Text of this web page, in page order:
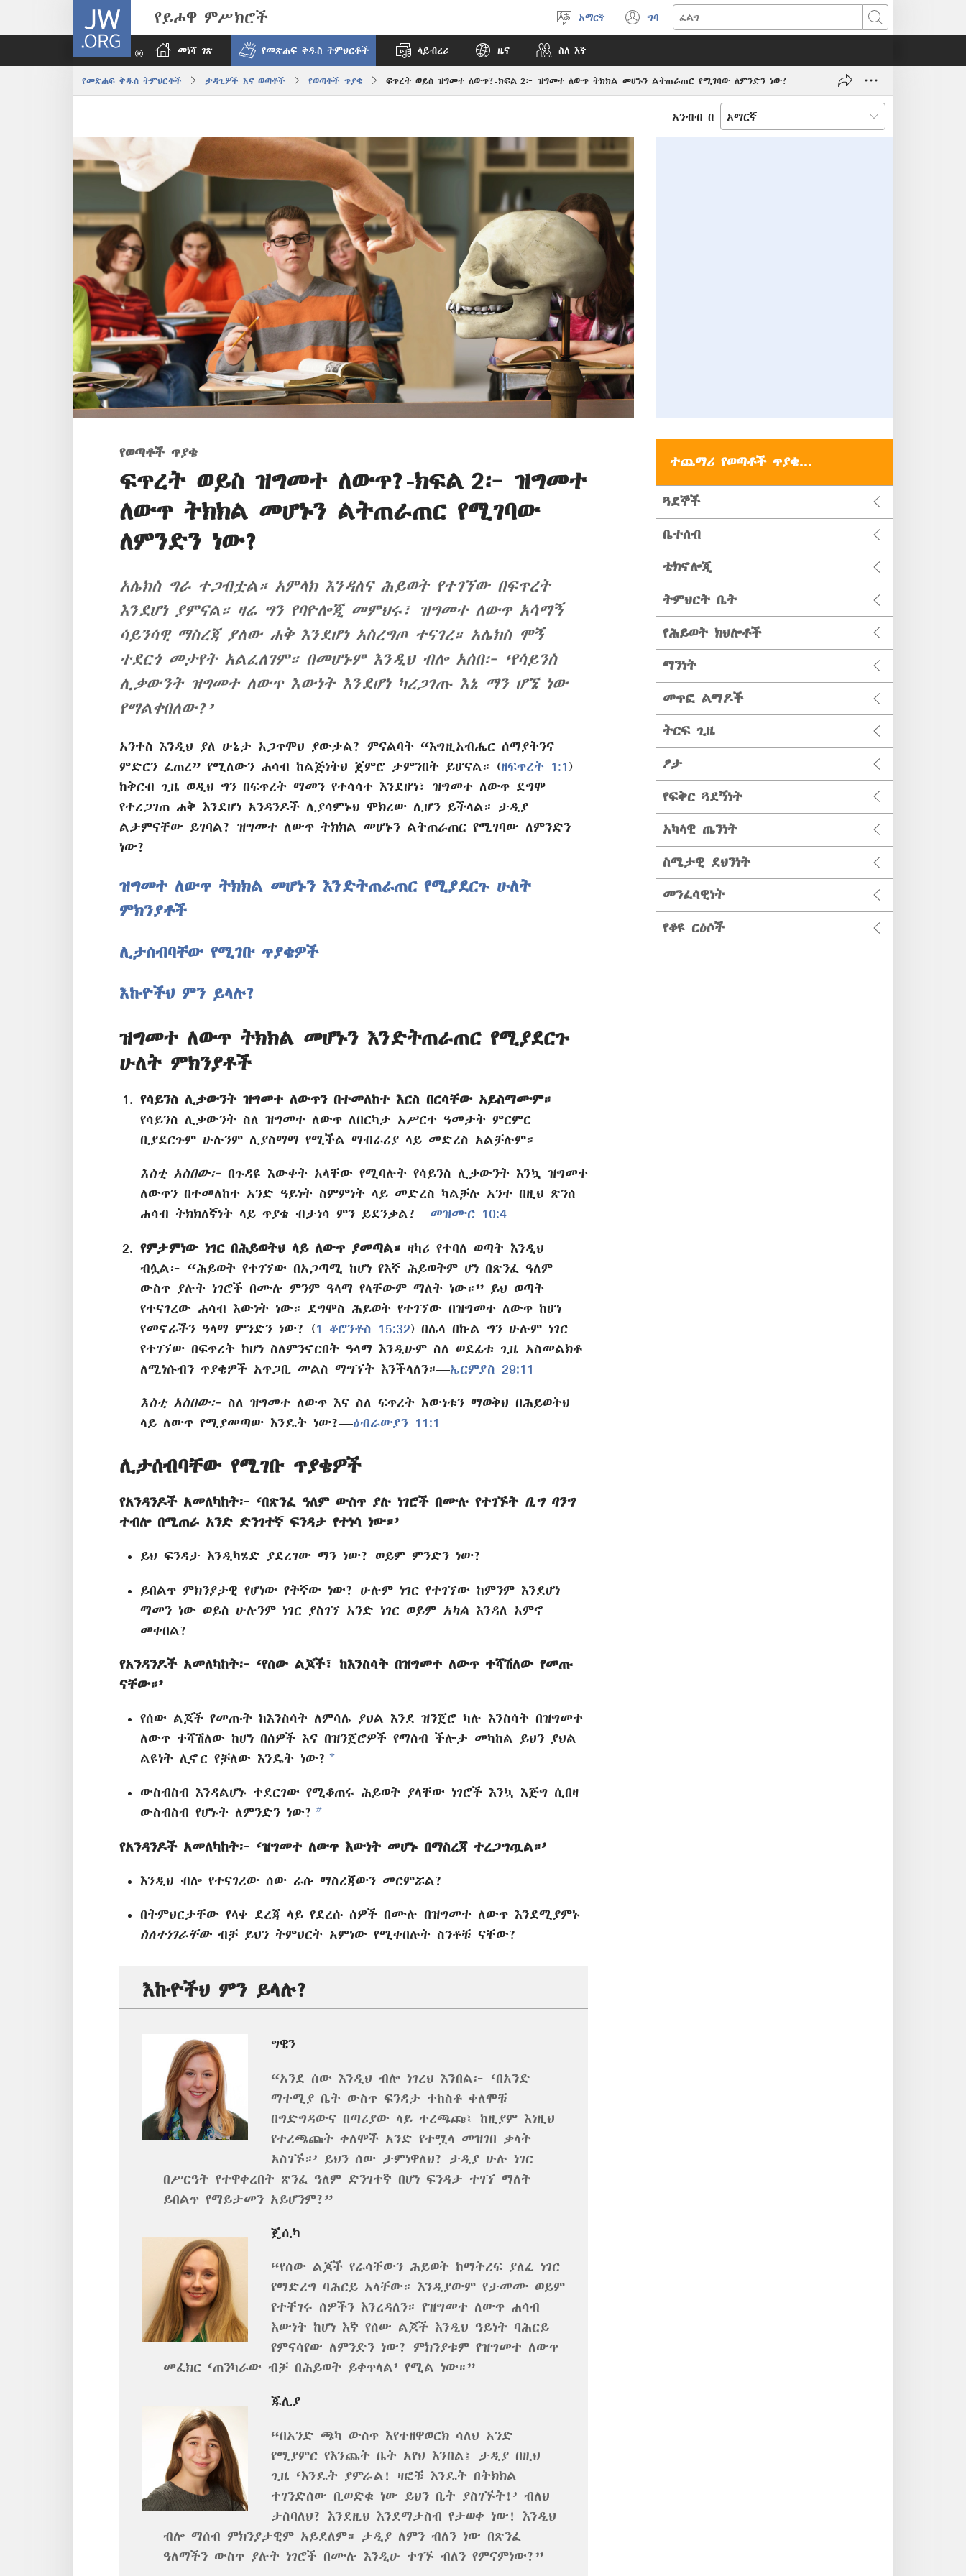
JW.ORG የይሖዋ ምሥክሮች
ቋንቋ
አማርኛ ግባ
(አዲስ
ፈልግ
መነሻ ገጽ የመጽሐፍ ቅዱስ ትምህርቶች ላይብረሪ ዜና ስለ እኛ
የመጽሐፍ ቅዱስ ትምህርቶች ታዳጊዎች እና ወጣቶች የወጣቶች ጥያቄ ፍጥረት ወይስ ዝግመተ ለውጥ?-ክፍል 2፦ ዝግመተ ለውጥ ትክክል መሆኑን ልትጠራጠር የሚገባው ለምንድን ነው?
አንብብ በ
የወጣቶች ጥያቄ
ፍጥረት ወይስ ዝግመተ ለውጥ?-ክፍል 2፦ ዝግመተ
ለውጥ ትክክል መሆኑን ልትጠራጠር የሚገባው
ለምንድን ነው?
አሌክስ ግራ ተጋብቷል። አምላክ እንዳለና ሕይወት የተገኘው በፍጥረት
እንደሆነ ያምናል። ዛሬ ግን የባዮሎጂ መምህሩ፣ ዝግመተ ለውጥ አሳማኝ
ሳይንሳዊ ማስረጃ ያለው ሐቅ እንደሆነ አስረግጦ ተናገረ። አሌክስ ሞኝ
ተደርጎ መታየት አልፈለገም። በመሆኑም እንዲህ ብሎ አሰበ፦ ‘የሳይንስ
ሊቃውንት ዝግመተ ለውጥ እውነት እንደሆነ ካረጋገጡ እኔ ማን ሆኜ ነው
የማልቀበለው?’
አንተስ እንዲህ ያለ ሁኔታ አጋጥሞህ ያውቃል? ምናልባት “እግዚአብሔር ሰማያትንና
ምድርን ፈጠረ” የሚለውን ሐሳብ ከልጅነትህ ጀምሮ ታምንበት ይሆናል። (ዘፍጥረት 1:1 )
ከቅርብ ጊዜ ወዲህ ግን በፍጥረት ማመን የተሳሳተ እንደሆነ፣ ዝግመተ ለውጥ ደግሞ
የተረጋገጠ ሐቅ እንደሆነ አንዳንዶች ሊያሳምኑህ ሞክረው ሊሆን ይችላል። ታዲያ
ልታምናቸው ይገባል? ዝግመተ ለውጥ ትክክል መሆኑን ልትጠራጠር የሚገባው ለምንድን
ነው?
ዝግመተ ለውጥ ትክክል መሆኑን እንድትጠራጠር የሚያደርጉ ሁለት
ምክንያቶች
ሊታሰብባቸው የሚገቡ ጥያቄዎች
እኩዮችህ ምን ይላሉ?
ዝግመተ ለውጥ ትክክል መሆኑን እንድትጠራጠር የሚያደርጉ
ሁለት ምክንያቶች
የሳይንስ ሊቃውንት ዝግመተ ለውጥን በተመለከተ እርስ በርሳቸው አይስማሙም።
የሳይንስ ሊቃውንት ስለ ዝግመተ ለውጥ ለበርካታ አሥርተ ዓመታት ምርምር
ቢያደርጉም ሁሉንም ሊያስማማ የሚችል ማብራሪያ ላይ መድረስ አልቻሉም።
እስቲ አስበው፦በጉዳዩ እውቀት አላቸው የሚባሉት የሳይንስ ሊቃውንት እንኳ ዝግመተ
ለውጥን በተመለከተ አንድ ዓይነት ስምምነት ላይ መድረስ ካልቻሉ አንተ በዚህ ጽንሰ
ሐሳብ ትክክለኛነት ላይ ጥያቄ ብታነሳ ምን ይደንቃል?—መዝሙር 10:4
የምታምነው ነገር በሕይወትህ ላይ ለውጥ ያመጣል። ዛካሪ የተባለ ወጣት እንዲህ
ብሏል፦ “ሕይወት የተገኘው በአጋጣሚ ከሆነ የእኛ ሕይወትም ሆነ በጽንፈ ዓለም
ውስጥ ያሉት ነገሮች በሙሉ ምንም ዓላማ የላቸውም ማለት ነው።” ይህ ወጣት
የተናገረው ሐሳብ እውነት ነው። ደግሞስ ሕይወት የተገኘው በዝግመተ ለውጥ ከሆነ
የመኖራችን ዓላማ ምንድን ነው? (1 ቆሮንቶስ 15:32) በሌላ በኩል ግን ሁሉም ነገር
የተገኘው በፍጥረት ከሆነ ስለምንኖርበት ዓላማ እንዲሁም ስለ ወደፊቱ ጊዜ አስመልክቶ
ለሚነሱብን ጥያቄዎች አጥጋቢ መልስ ማግኘት እንችላለን።—ኤርምያስ 29:11
እስቲ አስበው፦ስለ ዝግመተ ለውጥ እና ስለ ፍጥረት እውነቱን ማወቅህ በሕይወትህ
ላይ ለውጥ የሚያመጣው እንዴት ነው?—ዕብራውያን 11:1
ሊታሰብባቸው የሚገቡ ጥያቄዎች
የአንዳንዶች አመለካከት፦ ‘በጽንፈ ዓለም ውስጥ ያሉ ነገሮች በሙሉ የተገኙት ቢግ ባንግ
ተብሎ በሚጠራ አንድ ድንገተኛ ፍንዳታ የተነሳ ነው።’
ይህ ፍንዳታ እንዲካሄድ ያደረገው ማን ነው? ወይም ምንድን ነው?
ይበልጥ ምክንያታዊ የሆነው የትኛው ነው? ሁሉም ነገር የተገኘው ከምንም እንደሆነ
ማመን ነው ወይስ ሁሉንም ነገር ያስገኘ አንድ ነገር ወይም አካል እንዳለ አምኖ
መቀበል?
የአንዳንዶች አመለካከት፦ ‘የሰው ልጆች፣ ከእንስሳት በዝግመተ ለውጥ ተሻሽለው የመጡ
ናቸው።’
የሰው ልጆች የመጡት ከእንስሳት ለምሳሌ ያህል እንደ ዝንጀሮ ካሉ እንስሳት በዝግመተ
ለውጥ ተሻሽለው ከሆነ በሰዎች እና በዝንጀሮዎች የማሰብ ችሎታ መካከል ይህን ያህል
ልዩነት ሊኖር የቻለው እንዴት ነው? a
ውስብስብ እንዳልሆኑ ተደርገው የሚቆጠሩ ሕይወት ያላቸው ነገሮች እንኳ እጅግ ሲበዛ
ውስብስብ የሆኑት ለምንድን ነው? b
የአንዳንዶች አመለካከት፦ ‘ዝግመተ ለውጥ እውነት መሆኑ በማስረጃ ተረጋግጧል።’
እንዲህ ብሎ የተናገረው ሰው ራሱ ማስረጃውን መርምሯል?
በትምህርታቸው የላቀ ደረጃ ላይ የደረሱ ሰዎች በሙሉ በዝግመተ ለውጥ እንደሚያምኑ
ስለተነገራቸውብቻ ይህን ትምህርት አምነው የሚቀበሉት ስንቶቹ ናቸው?
እኩዮችህ ምን ይላሉ?
ግዌን
“አንደ ሰው እንዲህ ብሎ ነገረህ እንበል፦ ‘በአንድ
ማተሚያ ቤት ውስጥ ፍንዳታ ተከስቶ ቀለሞቹ
በግድግዳውና በጣሪያው ላይ ተረጫጩ፤ ከዚያም እነዚህ
የተረጫጩት ቀለሞች አንድ የተሟላ መዝገበ ቃላት
አስገኙ።’ ይህን ሰው ታምነዋለህ? ታዲያ ሁሉ ነገር
በሥርዓት የተዋቀረበት ጽንፈ ዓለም ድንገተኛ በሆነ ፍንዳታ ተገኘ ማለት
ይበልጥ የማይታመን አይሆንም?”
ጄሲካ
“የሰው ልጆች የራሳቸውን ሕይወት ከማትረፍ ያለፈ ነገር
የማድረግ ባሕርይ አላቸው። እንዲያውም የታመሙ ወይም
የተቸገሩ ሰዎችን እንረዳለን። የዝግመተ ለውጥ ሐሳብ
እውነት ከሆነ እኛ የሰው ልጆች እንዲህ ዓይነት ባሕርይ
የምናሳየው ለምንድን ነው? ምክንያቱም የዝግመተ ለውጥ
መፈክር ‘ጠንካራው ብቻ በሕይወት ይቀጥላል’ የሚል ነው።”
ጁሊያ
“በአንድ ጫካ ውስጥ እየተዘዋወርክ ሳለህ አንድ
የሚያምር የእንጨት ቤት አየህ እንበል፤ ታዲያ በዚህ
ጊዜ ‘እንዴት ያምራል! ዛፎቹ እንዴት በትክክል
ተገንድሰው ቢወድቁ ነው ይህን ቤት ያስገኙት!’ ብለህ
ታስባለህ? እንደዚህ እንደማታስብ የታወቀ ነው! እንዲህ
ብሎ ማሰብ ምክንያታዊም አይደለም። ታዲያ ለምን ብለን ነው በጽንፈ
ዓለማችን ውስጥ ያሉት ነገሮች በሙሉ እንዲሁ ተገኙ ብለን የምናምነው?”
ተጨማሪ የወጣቶች ጥያቄ...
ጓደኞች
ቤተሰብ
ቴክኖሎጂ
ትምህርት ቤት
የሕይወት ክህሎቶች
ማንነት
መጥፎ ልማዶች
ትርፍ ጊዜ
ፆታ
የፍቅር ጓደኝነት
አካላዊ ጤንነት
ስሜታዊ ደህንነት
መንፈሳዊነት
የቆዩ ርዕሶች